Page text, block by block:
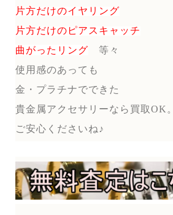
片方だけのイヤリング
片方だけのピアスキャッチ
曲がったリング
等々
使用感のあっても
金・プラチナでできた
貴金属アクセサリーなら買取OK。
ご安心くださいね♪